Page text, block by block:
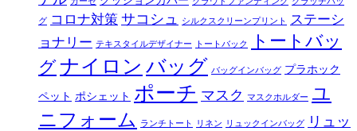
グ コロナ対策 サコシュ シルクスクリーンプリント
ステーシ
ョナリー テキスタイルデザイナー トートバック
トートバッ
グナイロン バッグ バッグインバッグ プラホック
ペット ポシェット ポーチ マスク マスクホルダー ユ
ニフォーム
ランチトート リネン リュックインバッグ
リュッ